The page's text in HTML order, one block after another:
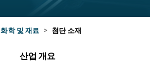
화학 및 재료 > 첨단 소재
산업 개요